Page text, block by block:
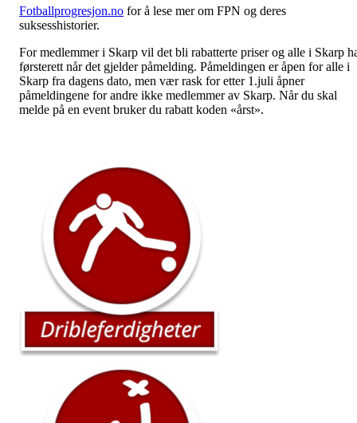
Fotballprogresjon.no for å lese mer om FPN og deres
suksesshistorier.
For medlemmer i Skarp vil det bli rabatterte priser og alle i Skarp
førsterett når det gjelder påmelding. Påmeldingen er åpen for alle i
Skarp fra dagens dato, men vær rask for etter 1.juli åpner
påmeldingene for andre ikke medlemmer av Skarp. Når du skal
melde på en event bruker du rabatt koden «årst».